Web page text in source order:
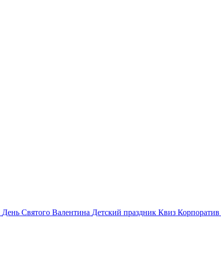
День Святого Валентина Детский праздник Квиз Корпоратив